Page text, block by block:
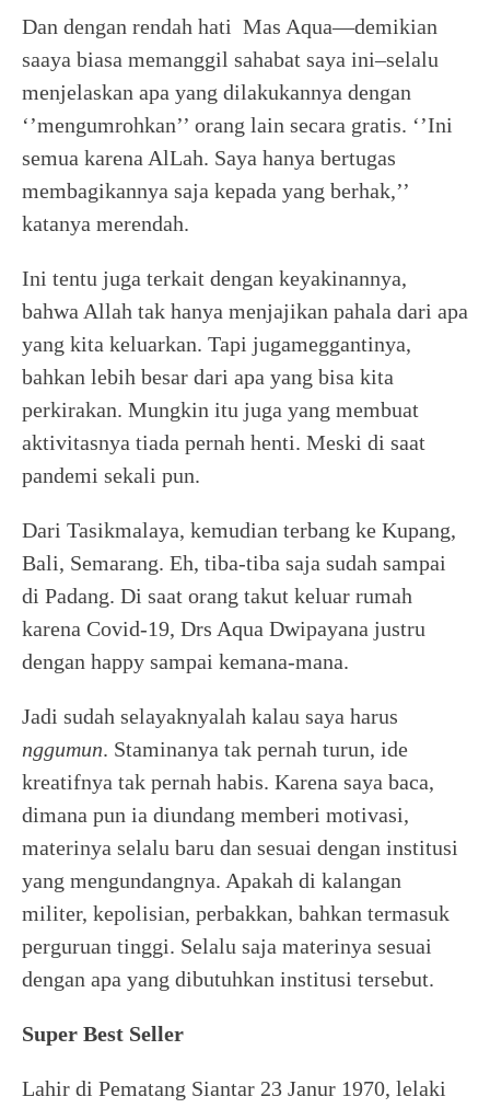
Dan dengan rendah hati Mas Aqua—demikian
saaya biasa memanggil sahabat saya ini–selalu
menjelaskan apa yang dilakukannya dengan
‘’mengumrohkan’’ orang lain secara gratis. ‘’Ini
semua karena AlLah. Saya hanya bertugas
membagikannya saja kepada yang berhak,’’
katanya merendah.
Ini tentu juga terkait dengan keyakinannya,
bahwa Allah tak hanya menjajikan pahala dari apa
yang kita keluarkan. Tapi jugameggantinya,
bahkan lebih besar dari apa yang bisa kita
perkirakan. Mungkin itu juga yang membuat
aktivitasnya tiada pernah henti. Meski di saat
pandemi sekali pun.
Dari Tasikmalaya, kemudian terbang ke Kupang,
Bali, Semarang. Eh, tiba-tiba saja sudah sampai
di Padang. Di saat orang takut keluar rumah
karena Covid-19, Drs Aqua Dwipayana justru
dengan happy sampai kemana-mana.
Jadi sudah selayaknyalah kalau saya harus
nggumun. Staminanya tak pernah turun, ide
kreatifnya tak pernah habis. Karena saya baca,
dimana pun ia diundang memberi motivasi,
materinya selalu baru dan sesuai dengan institusi
yang mengundangnya. Apakah di kalangan
militer, kepolisian, perbakkan, bahkan termasuk
perguruan tinggi. Selalu saja materinya sesuai
dengan apa yang dibutuhkan institusi tersebut.
Super Best Seller
Lahir di Pematang Siantar 23 Janur 1970, lelaki